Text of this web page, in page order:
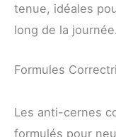
tenue, idéales
long de la journée.
Formules
Les anti-cernes
formulés pour